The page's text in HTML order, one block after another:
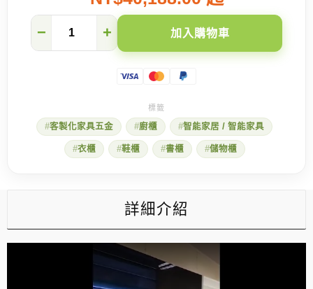
家
動
櫃
數
− + 加入購物車
客製化家具五金 廚櫃 智能家居 / 智能家具
衣櫃 鞋櫃 書櫃 儲物櫃
詳細介紹